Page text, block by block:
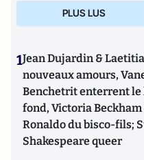
PLUS LUS
1Jean Dujardin &
nouveaux amours,
Benchetrit enterrent le
fond, Victoria
Ronaldo du bisco-fils;
Shakespeare queer